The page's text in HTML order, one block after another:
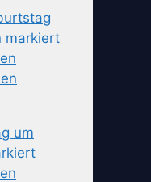
markiert
um